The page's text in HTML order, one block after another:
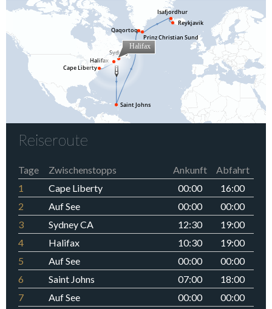
Reiseroute
Tage Zwischenstopps Ankunft
Abfahrt
1
Cape Liberty 00:00
16:00
2
Auf See 00:00
00:00
3
Sydney CA 12:30
19:00
4
Halifax 10:30
19:00
5
Auf See 00:00
00:00
6
Saint Johns 07:00
18:00
7
Auf See 00:00 00:00